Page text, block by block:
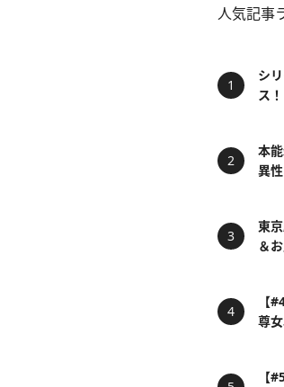
人気記事
シ
ス
本
異
東
＆
【
尊
【